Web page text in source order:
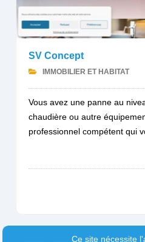
SV Concept
IMMOBILIER ET HABITAT
Vous avez une panne au
chaudière ou autre
professionnel compétent qui
Ce site nécessite